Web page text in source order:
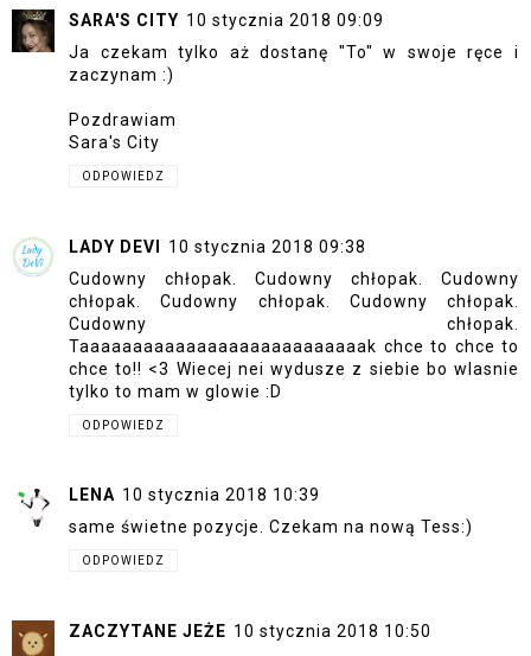
SARA'S CITY 10 stycznia 2018 09:09
Ja czekam tylko aż dostanę "To" w swoje ręce i
zaczynam :)
Pozdrawiam
Sara's City
ODPOWIEDZ
LADY DEVI 10 stycznia 2018 09:38
Cudowny chłopak. Cudowny chłopak. Cudowny
chłopak. Cudowny chłopak. Cudowny chłopak.
Cudowny chłopak.
Taaaaaaaaaaaaaaaaaaaaaaaaaaak chce to chce to
chce to!! <3 Wiecej nei wydusze z siebie bo wlasnie
tylko to mam w glowie :D
ODPOWIEDZ
LENA 10 stycznia 2018 10:39
same świetne pozycje. Czekam na nową Tess:)
ODPOWIEDZ
ZACZYTANE JEŻE 10 stycznia 2018 10:50